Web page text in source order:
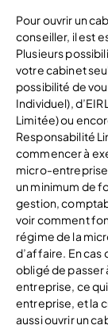
Pour ouvrir un
conseiller, il est
Plusieurs
votre cabinet
possibilité de
Individuel),
Limitée) ou
Responsabilité
commencer à
micro-
un minimum de
gestion,
voir comment
régime de la
d’affaire. En cas
obligé de passer
entreprise, ce
entreprise, et la
aussi ouvrir un